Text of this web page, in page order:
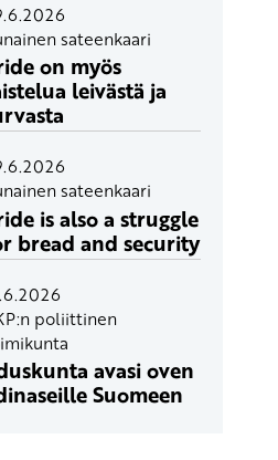
sateenkaari
on myös
leivästä ja
sateenkaari
is also a struggle
bread and security
poliittinen
avasi oven
Suomeen